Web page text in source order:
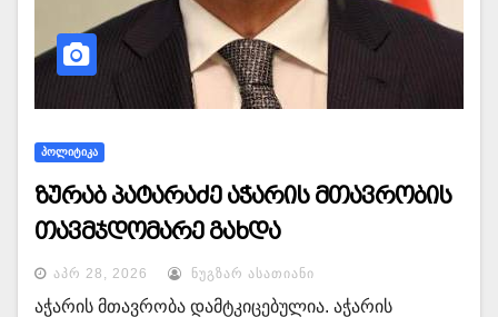
ᲞᲝᲚᲘᲢᲘᲙᲐ
ზურაბ პატარაძე აჭარის მთავრობის
თავმჯდომარე გახდა
ᲐᲞᲠ 28, 2026 ᲜᲣᲒᲖᲐᲠ ᲐᲡᲐᲗᲘᲐᲜᲘ
აჭარის მთავრობა დამტკიცებულია. აჭარის